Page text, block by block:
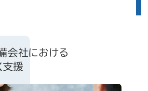
会社における
援